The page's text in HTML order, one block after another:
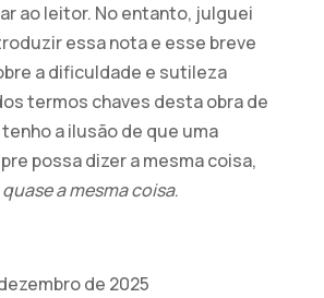
ao leitor. No entanto, julguei
essa nota e esse breve
a dificuldade e sutileza
termos chaves desta obra de
tenho a ilusão de que uma
possa dizer a mesma coisa,
quase a mesma coisa.
de 2025